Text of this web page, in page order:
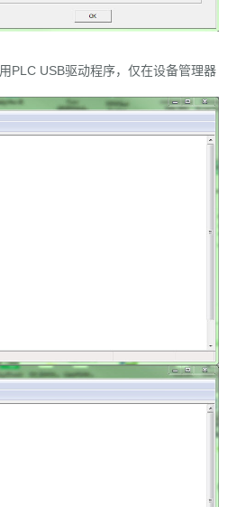
PLC USB驱动程序，仅在设备管理器